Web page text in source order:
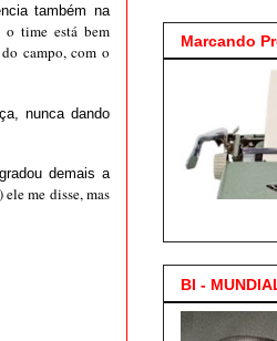
também na
o time está bem
campo, com o
nunca dando
demais a
me disse, mas
Marcando
BI -